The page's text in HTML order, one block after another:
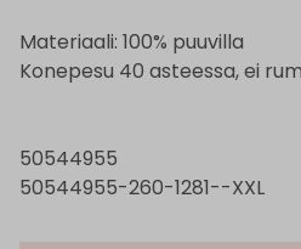
Materiaali: 100% puuvilla
Konepesu 40 asteessa, ei
50544955
50544955-260-1281--XXL